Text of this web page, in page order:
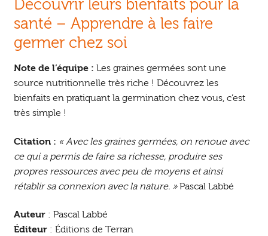
Découvrir leurs bienfaits pour la
santé – Apprendre à les faire
germer chez soi
Note de l’équipe : Les graines germées sont une
source nutritionnelle très riche ! Découvrez les
bienfaits en pratiquant la germination chez vous, c’est
très simple !
Citation : « Avec les graines germées, on renoue avec
ce qui a permis de faire sa richesse, produire ses
propres ressources avec peu de moyens et ainsi
rétablir sa connexion avec la nature. »Pascal Labbé
Auteur: Pascal Labbé
Éditeur: Éditions de Terran